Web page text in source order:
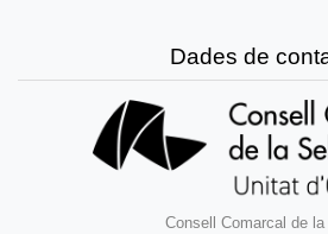
Dades de
Consell Comarcal de